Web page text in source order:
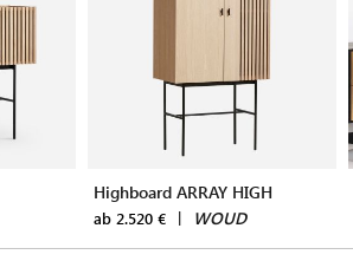
Highboard ARRAY HIGH
ab 2.520 € | WOUD